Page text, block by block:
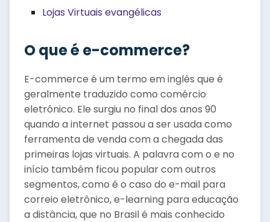
Lojas Virtuais evangélicas
O que é e-commerce?
E-commerce é um termo em inglês que é
geralmente traduzido como comércio
eletrônico. Ele surgiu no final dos anos 90
quando a internet passou a ser usada como
ferramenta de venda com a chegada das
primeiras lojas virtuais. A palavra com o e no
início também ficou popular com outros
segmentos, como é o caso do e-mail para
correio eletrônico, e-learning para educação
a distância, que no Brasil é mais conhecido